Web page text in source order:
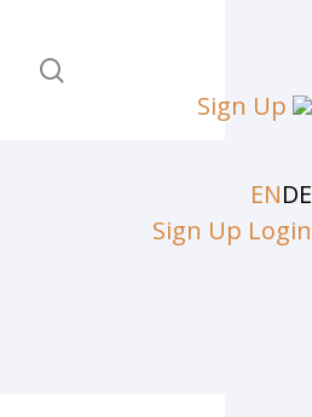
Sign Up
ENDE
Sign Up Login